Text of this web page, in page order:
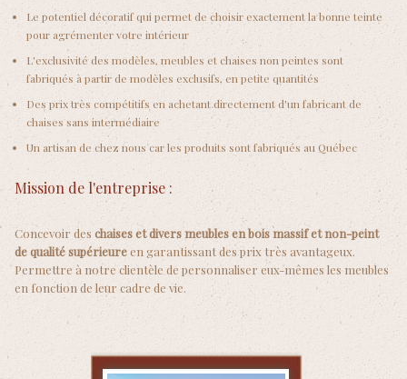
Le potentiel décoratif qui permet de choisir exactement la bonne teinte
pour agrémenter votre intérieur
L'exclusivité des modèles, meubles et chaises non peintes sont
fabriqués à partir de modèles exclusifs, en petite quantités
Des prix très compétitifs en achetant directement d'un fabricant de
chaises sans intermédiaire
Un artisan de chez nous car les produits sont fabriqués au Québec
Mission de l'entreprise :
Concevoir des chaises et divers meubles en bois massif et non-peint
de qualité supérieureen garantissant des prix très avantageux.
Permettre à notre clientèle de personnaliser eux-mêmes les meubles
en fonction de leur cadre de vie.